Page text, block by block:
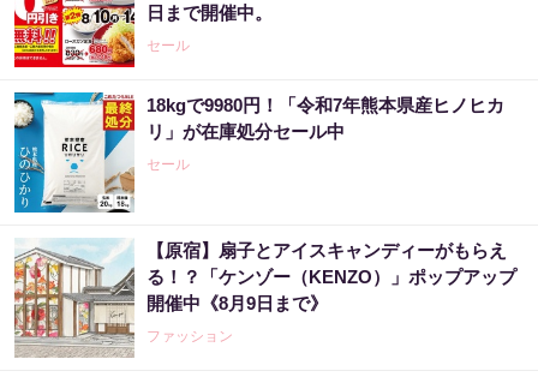
日まで開催中。
セール
18kgで9980円！「令和7年熊本県産ヒノヒカ
リ」が在庫処分セール中
セール
【原宿】扇子とアイスキャンディーがもらえ
る！？「ケンゾー（KENZO）」ポップアップ
開催中《8月9日まで》
ファッション